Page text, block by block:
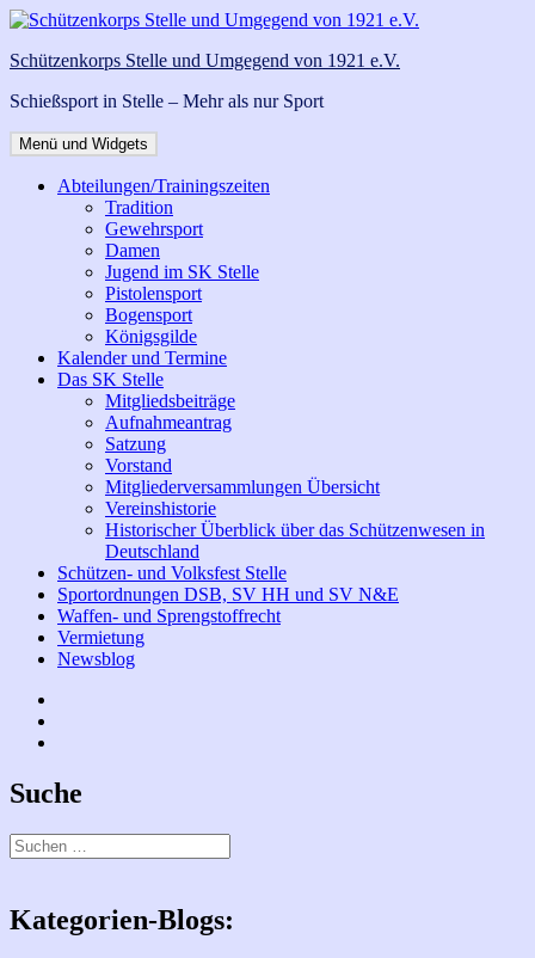
Zum
springen
Schützenkorps Stelle und Umgegend von 1921 e.V.
Schießsport in Stelle – Mehr als nur Sport
Menü und Widgets
Abteilungen/Trainingszeiten
Tradition
Gewehrsport
Damen
Jugend im SK Stelle
Pistolensport
Bogensport
Königsgilde
Kalender und Termine
Das SK Stelle
Mitgliedsbeiträge
Aufnahmeantrag
Satzung
Vorstand
Mitgliederversammlungen Übersicht
Vereinshistorie
Historischer Überblick über das Schützenwesen in
Deutschland
Schützen- und Volksfest Stelle
Sportordnungen DSB, SV HH und SV N&E
Waffen- und Sprengstoffrecht
Vermietung
Newsblog
Suche
Suchen
nach:
Kategorien-Blogs: